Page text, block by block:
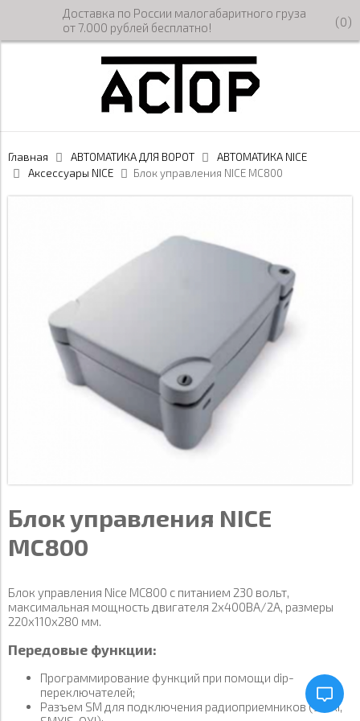
Доставка по России малогабаритного груза
от 7.000 рублей бесплатно!
(0)
Главная АВТОМАТИКА ДЛЯ ВОРОТ
АВТОМАТИКА NICE
Аксессуары NICE
Блок управления NICE MC800
Блок управления NICE
MC800
Блок управления Nice MC800 c питанием 230 вольт,
максимальная мощность двигателя 2х400ВА/2А, размеры
220x110x280 мм.
Передовые функции:
Программирование функций при помощи dip-
переключателей;
Разъем SM для подключения радиоприемников (SMXI,